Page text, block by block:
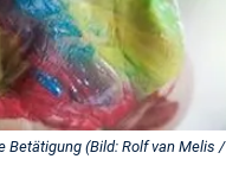
Betätigung (Bild: Rolf van Melis /